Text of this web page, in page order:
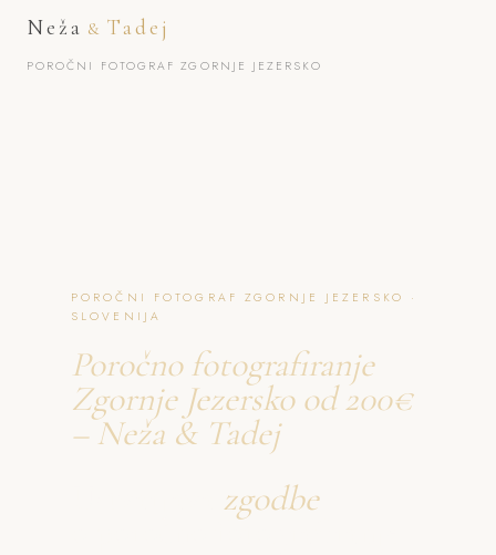
Neža & Tadej
POROČNI FOTOGRAF ZGORNJE JEZERSKO
POROČNI FOTOGRAF ZGORNJE JEZERSKO ·
SLOVENIJA
Poročno fotografiranje
Zgornje Jezersko od 200€
– Neža & Tadej
zgodbe
o poročno fotografiranje